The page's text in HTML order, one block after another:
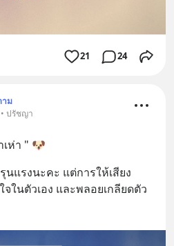
21 24
าม
ปรัชญา
เห่า " 🐶
แรงนะคะ แต่การให้เสียง
ในตัวเอง และพลอยเกลียดตัว